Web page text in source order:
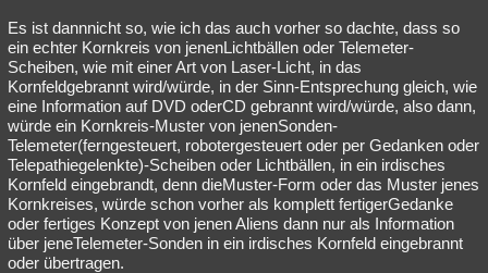
Es ist dannnicht so, wie ich das auch vorher so dachte, dass so
ein echter Kornkreis von jenenLichtbällen oder Telemeter-
Scheiben, wie mit einer Art von Laser-Licht, in das
Kornfeldgebrannt wird/würde, in der Sinn-Entsprechung gleich, wie
eine Information auf DVD oderCD gebrannt wird/würde, also dann,
würde ein Kornkreis-Muster von jenenSonden-
Telemeter(ferngesteuert, robotergesteuert oder per Gedanken oder
Telepathiegelenkte)-Scheiben oder Lichtbällen, in ein irdisches
Kornfeld eingebrandt, denn dieMuster-Form oder das Muster jenes
Kornkreises, würde schon vorher als komplett fertigerGedanke
oder fertiges Konzept von jenen Aliens dann nur als Information
über jeneTelemeter-Sonden in ein irdisches Kornfeld eingebrannt
oder übertragen.